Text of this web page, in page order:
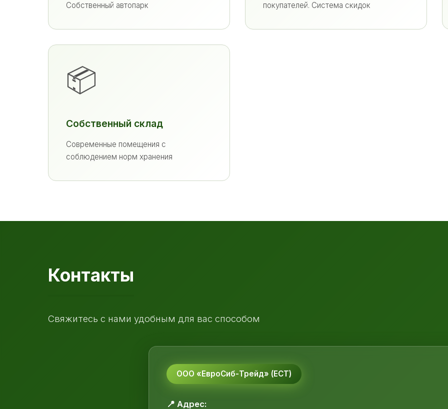
Собственный автопарк
покупателей. Система скидок
📦
Собственный склад
Современные помещения с
соблюдением норм хранения
Контакты
Свяжитесь с нами удобным для вас способом
ООО «ЕвроСиб-Трейд» (ЕСТ)
📍 Адрес: